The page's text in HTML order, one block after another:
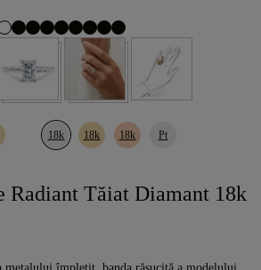
18k 18k 18k Pt
Radiant Tăiat Diamant 18k